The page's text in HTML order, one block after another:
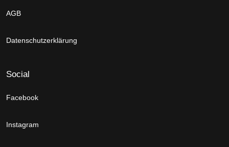
AGB
Datenschutzerklärung
Social
Facebook
Instagram